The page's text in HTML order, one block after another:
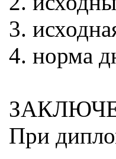
3.
4. норма
При